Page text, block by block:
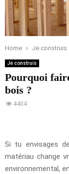
Home Je construis
Je construis
Pourquoi
bois ?
4404
Si tu envisages
matériau change
environnemental,